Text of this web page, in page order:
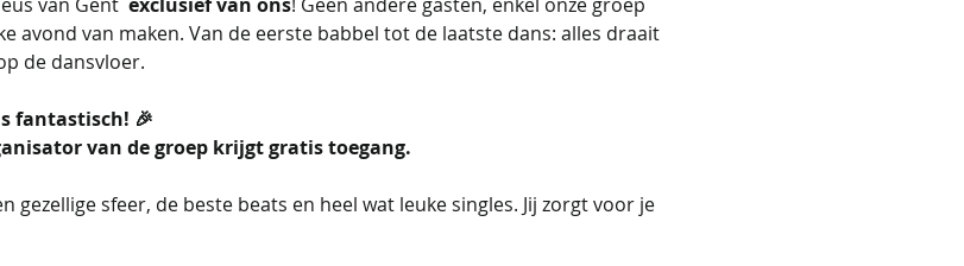
avond van maken. Van de eerste babbel tot de laatste dans: alles draait
de dansvloer.
fantastisch! 🎉
van de groep krijgt gratis toegang.
gezellige sfeer, de beste beats en heel wat leuke singles. Jij zorgt voor je